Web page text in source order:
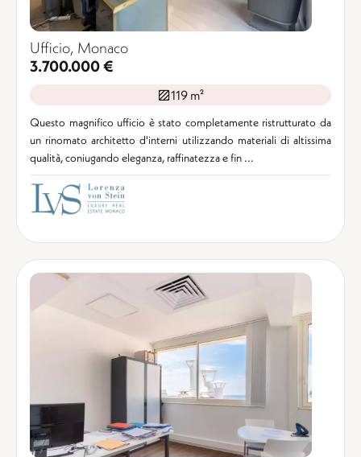
Ufficio, Monaco
3.700.000 €
119 m²
Questo magnifico ufficio è stato completamente ristrutturato da
un rinomato architetto d'interni utilizzando materiali di altissima
qualità, coniugando eleganza, raffinatezza e fin ...